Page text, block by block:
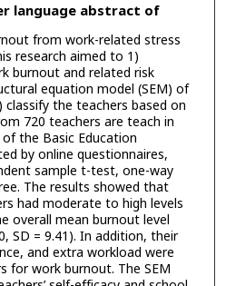
language abstract of
from work-related stress
research aimed to 1)
burnout and related risk
equation model (SEM) of
classify the teachers based on
720 teachers are teach in
the Basic Education
by online questionnaires,
sample t-test, one-way
The results showed that
had moderate to high levels
overall mean burnout level
SD = 9.41). In addition, their
and extra workload were
for work burnout. The SEM